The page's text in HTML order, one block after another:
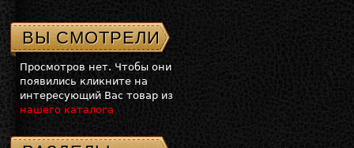
ВЫ СМОТРЕЛИ
Просмотров нет. Чтобы они
появились кликните на
интересующий Вас товар из
нашего каталога